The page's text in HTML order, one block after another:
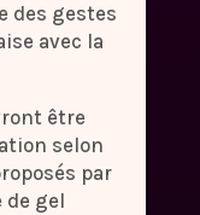
des gestes
avec la
être
selon
par
de gel